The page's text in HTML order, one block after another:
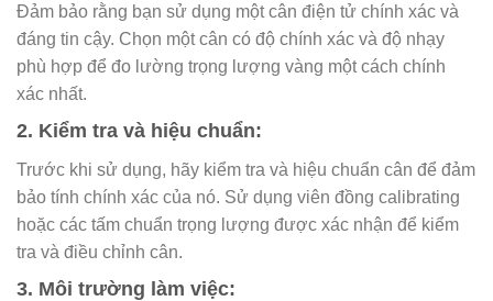
Đảm bảo rằng bạn sử dụng một cân điện tử chính xác và
đáng tin cậy. Chọn một cân có độ chính xác và độ nhạy
phù hợp để đo lường trọng lượng vàng một cách chính
xác nhất.
2. Kiểm tra và hiệu chuẩn:
Trước khi sử dụng, hãy kiểm tra và hiệu chuẩn cân để đảm
bảo tính chính xác của nó. Sử dụng viên đồng calibrating
hoặc các tấm chuẩn trọng lượng được xác nhận để kiểm
tra và điều chỉnh cân.
3. Môi trường làm việc: